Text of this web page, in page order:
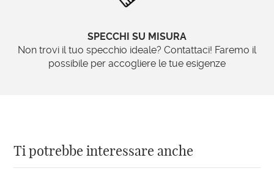
SPECCHI SU MISURA
Non trovi il tuo specchio ideale? Contattaci! Faremo il
possibile per accogliere le tue esigenze
Ti potrebbe interessare anche